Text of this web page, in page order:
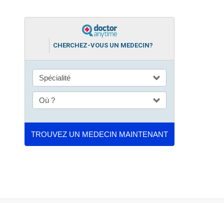
CHERCHEZ-VOUS UN MEDECIN?